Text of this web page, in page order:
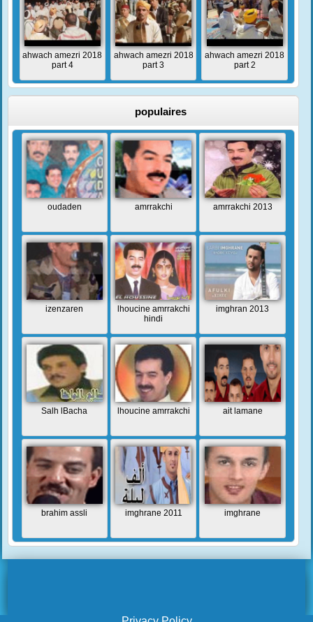
ahwach amezri 2018
part 4
ahwach amezri 2018
part 3
ahwach amezri 2018
part 2
populaires
oudaden amrrakchi amrrakchi 2013
izenzaren
lhoucine amrrakchi
hindi
imghran 2013
Salh lBacha lhoucine amrrakchi ait lamane
brahim assli imghrane 2011 imghrane